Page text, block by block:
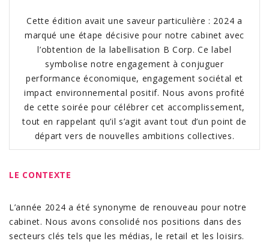
Cette édition avait une saveur particulière : 2024 a
marqué une étape décisive pour notre cabinet avec
l’obtention de la labellisation B Corp. Ce label
symbolise notre engagement à conjuguer
performance économique, engagement sociétal et
impact environnemental positif. Nous avons profité
de cette soirée pour célébrer cet accomplissement,
tout en rappelant qu’il s’agit avant tout d’un point de
départ vers de nouvelles ambitions collectives.
LE CONTEXTE
L’année 2024 a été synonyme de renouveau pour notre
cabinet. Nous avons consolidé nos positions dans des
secteurs clés tels que les médias, le retail et les loisirs.